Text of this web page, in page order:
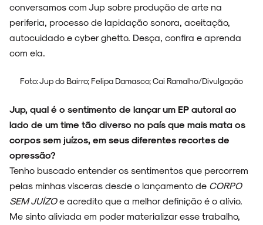
FAIXA A FAIXA
NOVIDADES
NOIZE RECORD CLUB
conversamos com Jup sobre produção de arte na
periferia, processo de lapidação sonora, aceitação,
autocuidado e cyber ghetto. Desça, confira e aprenda
com ela.
Foto: Jup do Bairro; Felipa Damasco; Cai Ramalho/Divulgação
Jup, qual é o sentimento de lançar um EP autoral ao
lado de um time tão diverso no país que mais mata os
corpos sem juízos, em seus diferentes recortes de
opressão?
Tenho buscado entender os sentimentos que percorrem
pelas minhas vísceras desde o lançamento de CORPO
SEM JUÍZOe acredito que a melhor definição é o alívio.
Me sinto aliviada em poder materializar esse trabalho,